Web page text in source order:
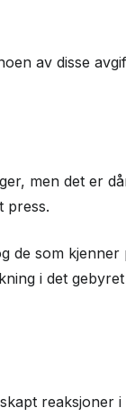
av disse
men det er
press.
de som
i det
reaksjoner